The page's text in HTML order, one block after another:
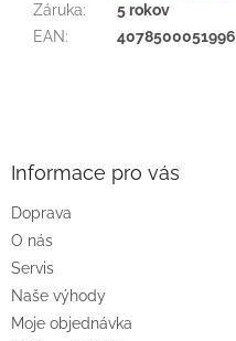
Záruka:
5 rokov
EAN: 4078500051996
Informace pro vás
Doprava
O nás
Servis
Naše výhody
Moje objednávka